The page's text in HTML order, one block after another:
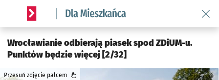
Serwis informacyjny wroclaw.pl podserwis: Dla mieszkańca
Wrocławianie odbierają piasek spod ZDiUM-u.
Punktów będzie więcej [2/32]
Przesuń zdjęcie palcem